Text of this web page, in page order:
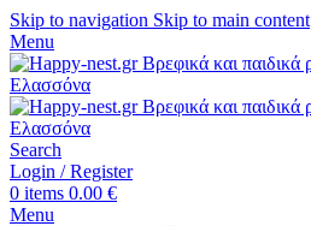
Skip to navigation Skip to main content
Menu
Search
Login / Register
0 items 0.00 €
Menu